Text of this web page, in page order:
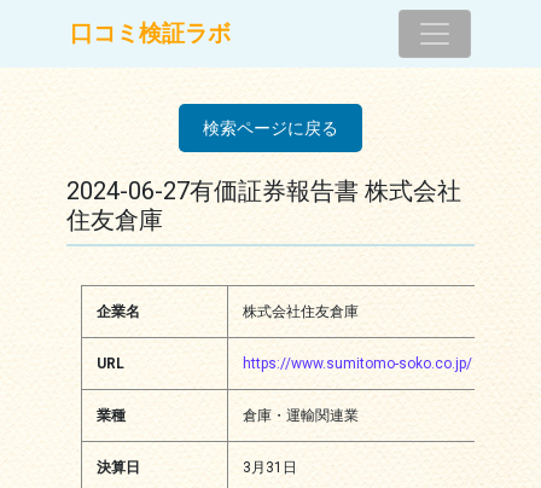
メインナビゲーション
口コミ検証ラボ
検索ページに戻る
2024-06-27有価証券報告書 株式会社
住友倉庫
企業名 株式会社住友倉庫
URL https://www.sumitomo-soko.co.jp/
業種 倉庫・運輸関連業
決算日 3月31日